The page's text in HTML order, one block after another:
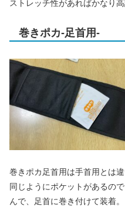
ストレッチ性があればかなり高
巻きポカ-足首用-
巻きポカ足首用は手首用とは
同じようにポケットがあるの
んで、足首に巻き付けて装着。